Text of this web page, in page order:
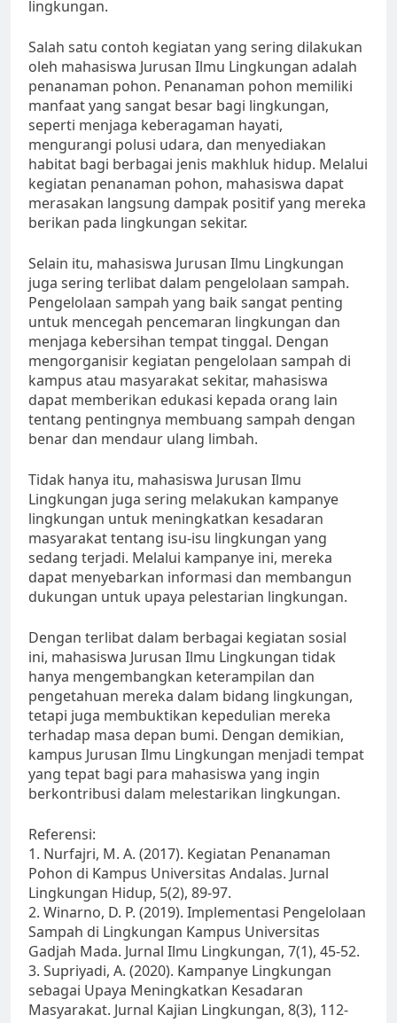
lingkungan.
Salah satu contoh kegiatan yang sering dilakukan
oleh mahasiswa Jurusan Ilmu Lingkungan adalah
penanaman pohon. Penanaman pohon memiliki
manfaat yang sangat besar bagi lingkungan,
seperti menjaga keberagaman hayati,
mengurangi polusi udara, dan menyediakan
habitat bagi berbagai jenis makhluk hidup. Melalui
kegiatan penanaman pohon, mahasiswa dapat
merasakan langsung dampak positif yang mereka
berikan pada lingkungan sekitar.
Selain itu, mahasiswa Jurusan Ilmu Lingkungan
juga sering terlibat dalam pengelolaan sampah.
Pengelolaan sampah yang baik sangat penting
untuk mencegah pencemaran lingkungan dan
menjaga kebersihan tempat tinggal. Dengan
mengorganisir kegiatan pengelolaan sampah di
kampus atau masyarakat sekitar, mahasiswa
dapat memberikan edukasi kepada orang lain
tentang pentingnya membuang sampah dengan
benar dan mendaur ulang limbah.
Tidak hanya itu, mahasiswa Jurusan Ilmu
Lingkungan juga sering melakukan kampanye
lingkungan untuk meningkatkan kesadaran
masyarakat tentang isu-isu lingkungan yang
sedang terjadi. Melalui kampanye ini, mereka
dapat menyebarkan informasi dan membangun
dukungan untuk upaya pelestarian lingkungan.
Dengan terlibat dalam berbagai kegiatan sosial
ini, mahasiswa Jurusan Ilmu Lingkungan tidak
hanya mengembangkan keterampilan dan
pengetahuan mereka dalam bidang lingkungan,
tetapi juga membuktikan kepedulian mereka
terhadap masa depan bumi. Dengan demikian,
kampus Jurusan Ilmu Lingkungan menjadi tempat
yang tepat bagi para mahasiswa yang ingin
berkontribusi dalam melestarikan lingkungan.
Referensi:
1. Nurfajri, M. A. (2017). Kegiatan Penanaman
Pohon di Kampus Universitas Andalas. Jurnal
Lingkungan Hidup, 5(2), 89-97.
2. Winarno, D. P. (2019). Implementasi Pengelolaan
Sampah di Lingkungan Kampus Universitas
Gadjah Mada. Jurnal Ilmu Lingkungan, 7(1), 45-52.
3. Supriyadi, A. (2020). Kampanye Lingkungan
sebagai Upaya Meningkatkan Kesadaran
Masyarakat. Jurnal Kajian Lingkungan, 8(3), 112-